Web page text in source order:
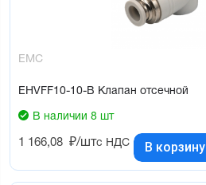
EMC
EHVFF10-10-B Клапан отсечной
В наличии 8 шт
1 166,08 ₽/штс НДС В корзину